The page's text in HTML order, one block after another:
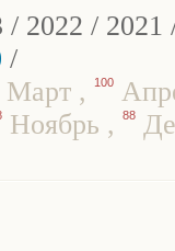
/ 2022 / 2021
/
Март , 100
Ноябрь , 88